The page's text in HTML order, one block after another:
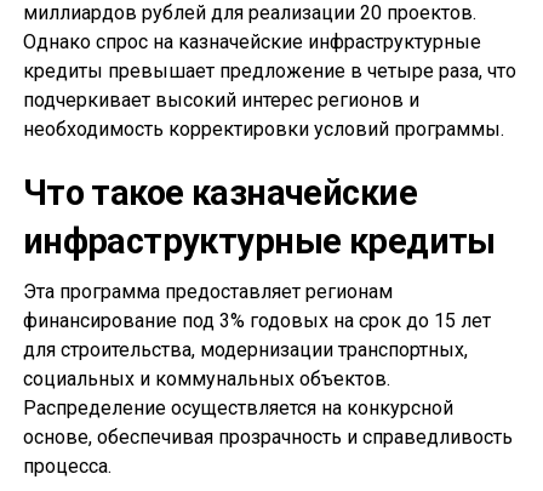
миллиардов рублей для реализации 20 проектов.
Однако спрос на казначейские инфраструктурные
кредиты превышает предложение в четыре раза, что
подчеркивает высокий интерес регионов и
необходимость корректировки условий программы.
Что такое казначейские
инфраструктурные кредиты
Эта программа предоставляет регионам
финансирование под 3% годовых на срок до 15 лет
для строительства, модернизации транспортных,
социальных и коммунальных объектов.
Распределение осуществляется на конкурсной
основе, обеспечивая прозрачность и справедливость
процесса.